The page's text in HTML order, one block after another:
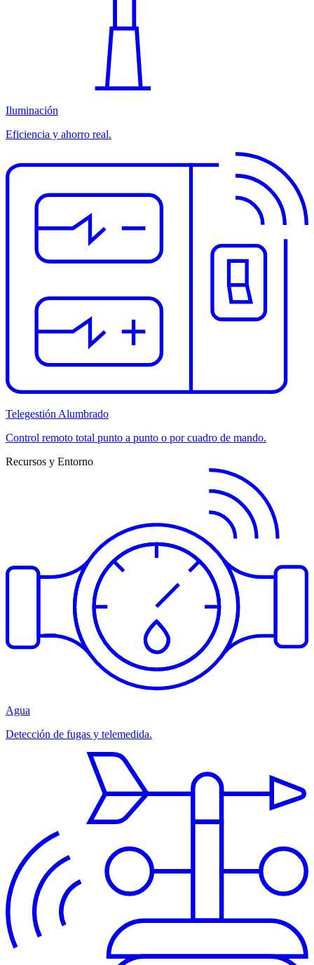
Iluminación
Eficiencia y ahorro real.
Telegestión Alumbrado
Control remoto total punto a punto o por cuadro de mando.
Recursos y Entorno
Agua
Detección de fugas y telemedida.